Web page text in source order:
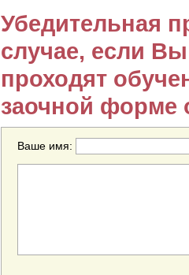
Убедительная
случае, если
проходят
заочной форме
Ваше имя: